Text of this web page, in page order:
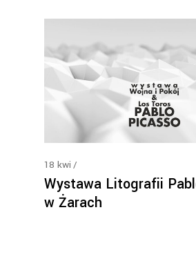
18 kwi
Wystawa Litografii
w Żarach